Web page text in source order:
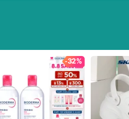
-32%